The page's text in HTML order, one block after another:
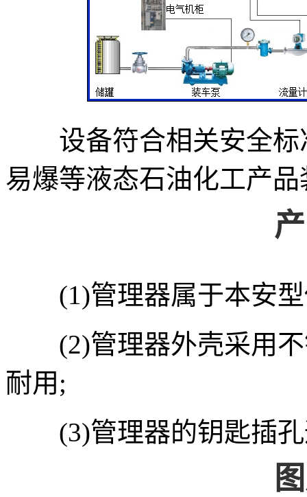
设备符合相关安全标
易爆等液态石油化工产
(1)管理器属于本安型
(2)管理器外壳采用不
耐用;
(3)管理器的钥匙插孔